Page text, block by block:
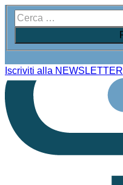
Iscriviti alla NEWSLETTER